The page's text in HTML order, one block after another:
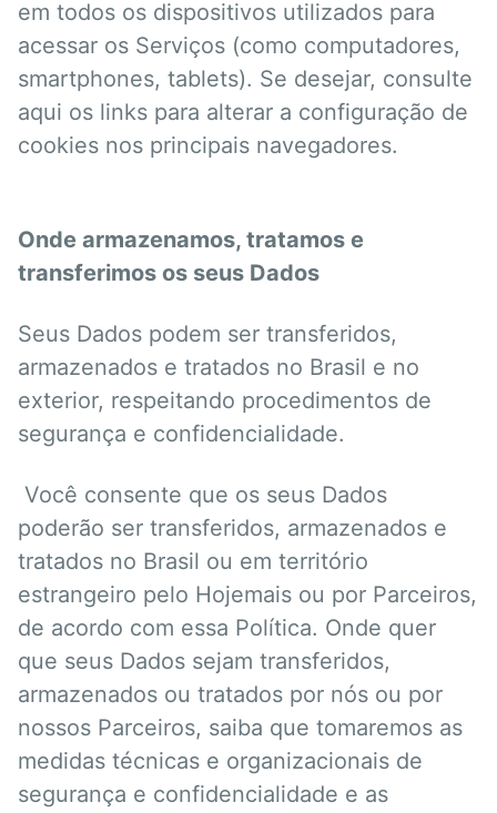
em todos os dispositivos utilizados para
acessar os Serviços (como computadores,
smartphones, tablets). Se desejar, consulte
aqui os links para alterar a configuração de
cookies nos principais navegadores.
Onde armazenamos, tratamos e
transferimos os seus Dados
Seus Dados podem ser transferidos,
armazenados e tratados no Brasil e no
exterior, respeitando procedimentos de
segurança e confidencialidade.
Você consente que os seus Dados
poderão ser transferidos, armazenados e
tratados no Brasil ou em território
estrangeiro pelo Hojemais ou por Parceiros,
de acordo com essa Política. Onde quer
que seus Dados sejam transferidos,
armazenados ou tratados por nós ou por
nossos Parceiros, saiba que tomaremos as
medidas técnicas e organizacionais de
segurança e confidencialidade e as